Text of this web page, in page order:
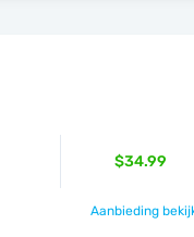
$34.99
Aanbieding